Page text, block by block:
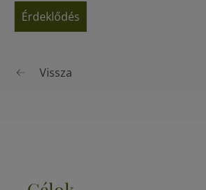
Érdeklődés
Vissza